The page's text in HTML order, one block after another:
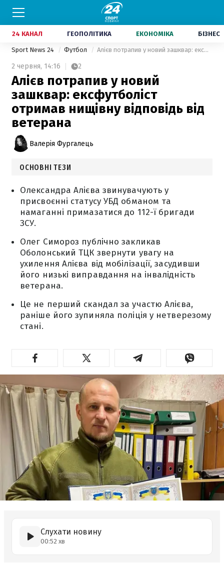
24 КАНАЛ ГЕОПОЛІТИКА ЕКОНОМІКА БІЗНЕС
Sport News 24 Футбол Алієв потрапив у новий зашквар: ексфутболіст отримав нищівну відповідь від ветерана
2 червня, 14:16 2
Алієв потрапив у новий
зашквар: ексфутболіст
отримав нищівну відповідь від
ветерана
Валерія Фургалець
ОСНОВНІ ТЕЗИ
Олександра Алієва звинувачують у
присвоєнні статусу УБД обманом та
намаганні примазатися до 112-ї бригади
ЗСУ.
Олег Симороз публічно закликав
Оболонський ТЦК звернути увагу на
ухилення Алієва від мобілізації, засудивши
його низькі виправдання на інвалідність
ветерана.
Це не перший скандал за участю Алієва,
раніше його зупиняла поліція у нетверезому
стані.
Слухати новину
00:52 хв